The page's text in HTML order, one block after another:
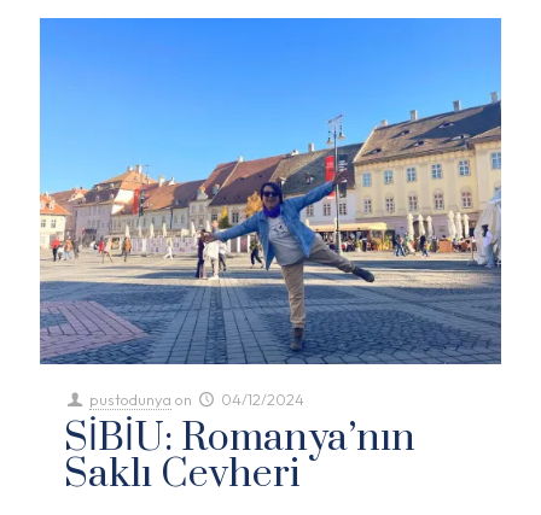
pustodunya on 04/12/2024
SİBİU: Romanya’nın
Saklı Cevheri